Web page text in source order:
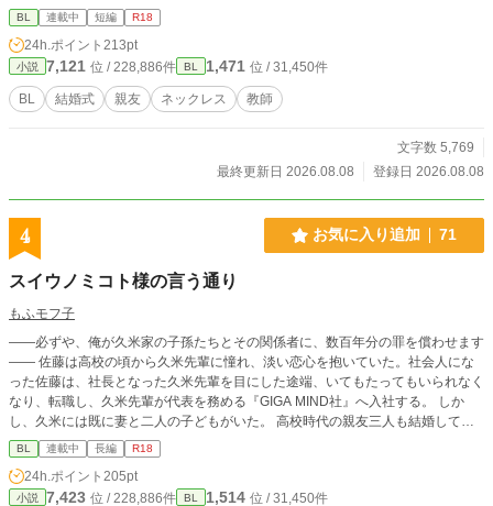
れる。だが、偶然聞いた会話で彼が親友の元カレと知ってしまい…。 おまけに
青年の落としたネックレスを壊してしまい…。
BL 連載中 短編 R18
24h.ポイント 213pt
小説 7,121 位 / 228,886件 BL 1,471 位 / 31,450件
BL 結婚式 親友 ネックレス 教師
文字数 5,769
最終更新日 2026.08.08
登録日 2026.08.08
4 お気に入り追加 71
スイウノミコト様の言う通り
もふモフ子
――必ずや、俺が久米家の子孫たちとその関係者に、数百年分の罪を償わせます
―― 佐藤は高校の頃から久米先輩に憧れ、淡い恋心を抱いていた。社会人にな
った佐藤は、社長となった久米先輩を目にした途端、いてもたってもいられなく
なり、転職し、久米先輩が代表を務める『GIGA MIND社』へ入社する。 しか
し、久米には既に妻と二人の子どもがいた。 高校時代の親友三人も結婚して家
庭をもち、佐藤の孤独感は募るばかり……。 そんなある日、ひょんなことから
佐藤は久米家の土地に祀られていた祠を破壊してしまう。 そこには、【スイウ
ノミコト様】という、何百年にもわたって久米家に力を搾取され続けている神様
が封じられていた。 【スイウノミコト様】から特別な鈴を授けられた佐藤は
BL 連載中 長編 R18
24h.ポイント 205pt
小説 7,423 位 / 228,886件 BL 1,514 位 / 31,450件